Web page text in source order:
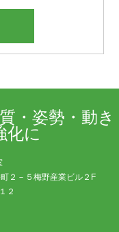
・姿勢・動き
化に
２－５梅野産業ビル２F
２